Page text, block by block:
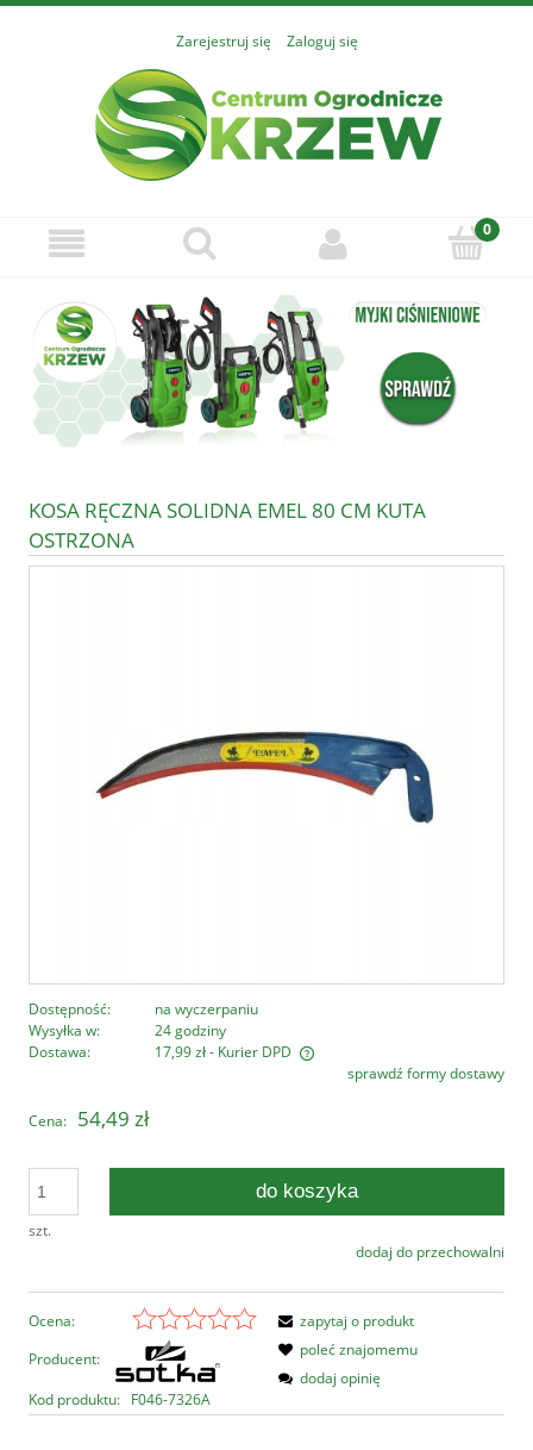
Zarejestruj się Zaloguj się
KOSA RĘCZNA SOLIDNA EMEL 80 CM KUTA
OSTRZONA
Dostępność:
na wyczerpaniu
Wysyłka w:
24 godziny
Dostawa:
17,99 zł- Kurier DPD
Cena nie zawiera ewentualnych kosztów płatnościsprawdź formy dostawy
Cena: 54,49 zł
szt.
do koszyka
dodaj do przechowalni
Ocena:
Producent:
Kod produktu: F046-7326A
zapytaj o produkt
poleć znajomemu
dodaj opinię